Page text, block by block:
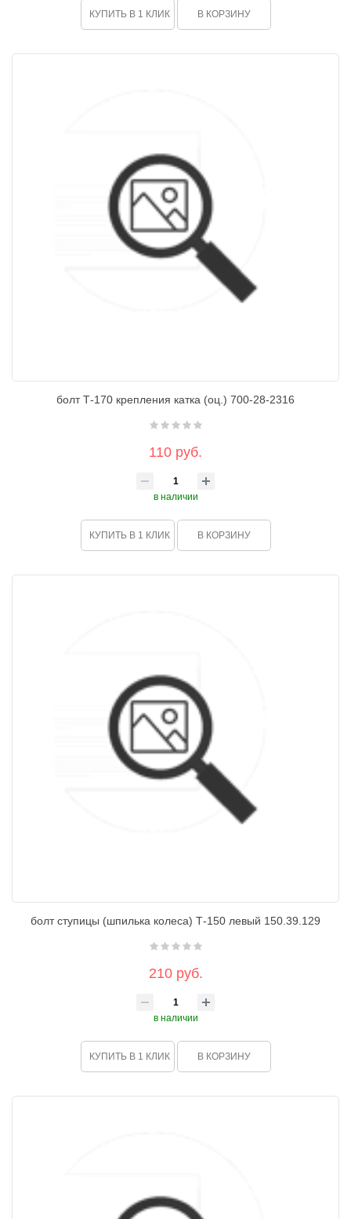
КУПИТЬ В 1 КЛИК В КОРЗИНУ
болт Т-170 крепления катка (оц.) 700-28-2316
110 руб.
в наличии
КУПИТЬ В 1 КЛИК В КОРЗИНУ
болт ступицы (шпилька колеса) Т-150 левый 150.39.129
210 руб.
в наличии
КУПИТЬ В 1 КЛИК В КОРЗИНУ